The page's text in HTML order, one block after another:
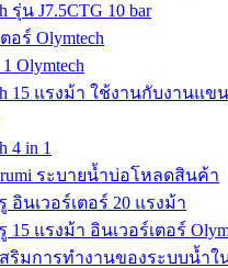
น J7.5CTG 10 bar
ร์ Olymtech
Olymtech
15 แรงม้า ใช้งานกับงานแ
4 in 1
ระบายน้ำบ่อโหลดสินค้า
นเวอร์เตอร์ 20 แรงม้า
แรงม้า อินเวอร์เตอร์
ริมการทำงานของระบบน้ำใ